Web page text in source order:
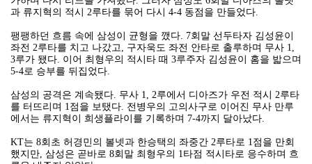
과 류지혁의 적시 2루타를 묶어 다시 4-4 동점을 만들었다.
팽팽하던 흐름 속에 삼성이 균형을 깼다. 7회말 선두타자 김성윤이
좌전 2루타를 치고 나갔고, 구자욱도 좌전 안타로 출루하며 무사 1,
3루가 됐다. 이어 최형우의 적시타 때 3루주자 김성윤이 홈을 밟으며
5-4로 승부를 뒤집었다.
삼성의 공격은 계속됐다. 무사 1, 2루에서 디아즈가 우전 적시 2루타
를 터뜨리며 1점을 보탰다. 전병우의 고의사구로 이어진 무사 만루
에서는 류지혁이 희생플라이를 기록하며 7-4까지 달아났다.
KT는 8회초 허경민의 볼넷과 한승택의 좌중간 2루타로 1점을 만회
했지만, 삼성은 곧바로 8회말 최형우의 1타점 적시타로 응수하며 흐